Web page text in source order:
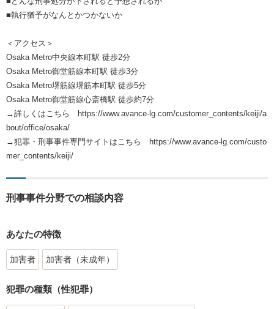
■執行猶予がなんとかつかないか
＜アクセス＞
Osaka Metro中央線本町駅 徒歩2分
Osaka Metro御堂筋線本町駅 徒歩3分
Osaka Metro堺筋線堺筋本町駅 徒歩5分
Osaka Metro御堂筋線心斎橋駅 徒歩約7分
→詳しくはこちら https://www.avance-lg.com/customer_contents/keiji/a
bout/office/osaka/
→犯罪・刑事事件専門サイトはこちら https://www.avance-lg.com/custo
mer_contents/keiji/
刑事事件分野での相談内容
あなたの特徴
加害者 加害者（未成年）
犯罪の種類（性犯罪）